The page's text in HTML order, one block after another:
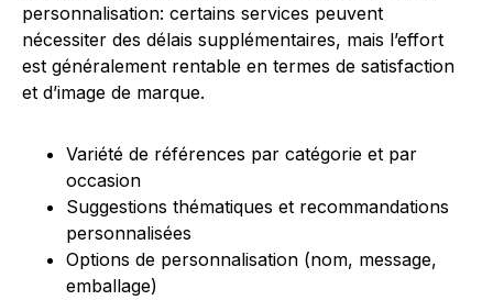
personnalisation: certains services peuvent
nécessiter des délais supplémentaires, mais l’effort
est généralement rentable en termes de satisfaction
et d’image de marque.
Variété de références par catégorie et par
occasion
Suggestions thématiques et recommandations
personnalisées
Options de personnalisation (nom, message,
emballage)